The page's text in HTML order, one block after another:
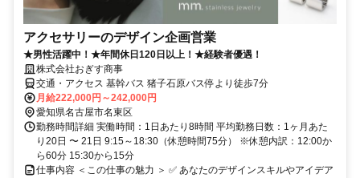
アクセサリーのデザイン企画営業
★男性活躍中！★年間休日120日以上！★経験者優遇！
株式会社おぎす商事
交通・アクセス 基幹バス 猪子石原バス停より徒歩7分
月給222,000円～242,000円
愛知県名古屋市名東区
勤務時間詳細 実働時間：1日あたり8時間 平均勤務日数：1ヶ月あた
り20日 〜 21日 9:15～18:30（休憩時間75分） ※休憩内訳：12:00か
ら60分 15:30から15分
仕事内容 ＜この仕事の魅力 ＞ ✅ あなたのデザインスキルやアイデア